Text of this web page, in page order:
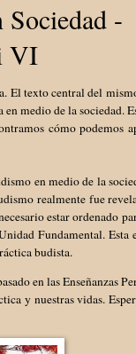
-
VI
El texto central del
medio de la sociedad.
cómo podemos
en medio de la
realmente fue
estar ordenado
Fundamental. Esta
budista.
en las Enseñanzas
y nuestras vidas.